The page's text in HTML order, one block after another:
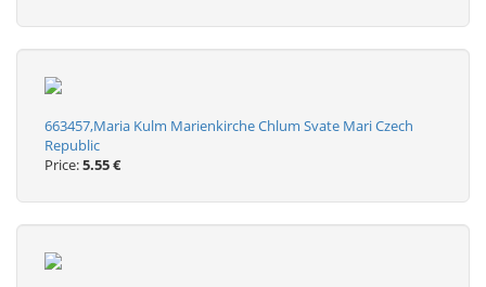
663457,Maria Kulm Marienkirche Chlum Svate Mari Czech
Republic
Price:5.55 €